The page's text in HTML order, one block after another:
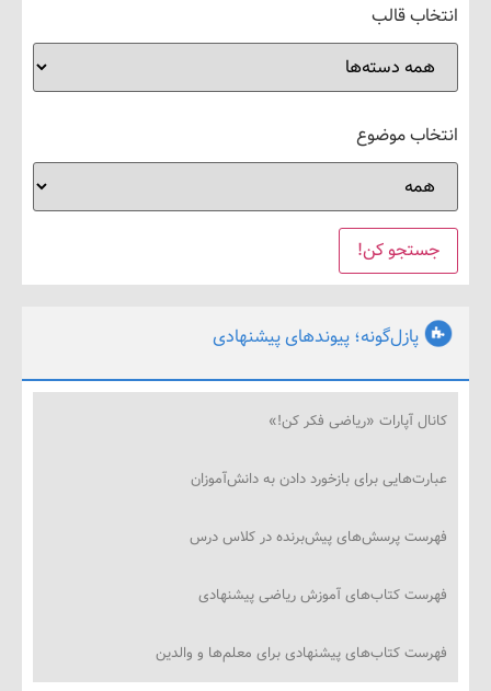
قالب
موضوع
پازل‌گونه؛ پیوندهای پیشنهادی
آپارات «ریاضی فکر کن!»
برای بازخورد دادن به دانش‌آموزان
پرسش‌های پیش‌برنده در کلاس درس
کتاب‌های آموزش ریاضی پیشنهادی
کتاب‌های پیشنهادی برای معلم‌ها و والدین